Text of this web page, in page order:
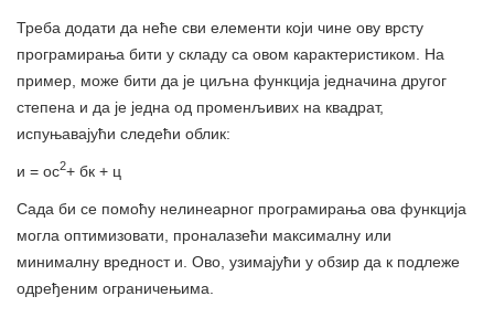
Треба додати да неће сви елементи који чине ову врсту
програмирања бити у складу са овом карактеристиком. На
пример, може бити да је циљна функција једначина другог
степена и да је једна од променљивих на квадрат,
испуњавајући следећи облик:
и = ос2+ бк + ц
Сада би се помоћу нелинеарног програмирања ова функција
могла оптимизовати, проналазећи максималну или
минималну вредност и. Ово, узимајући у обзир да к подлеже
одређеним ограничењима.